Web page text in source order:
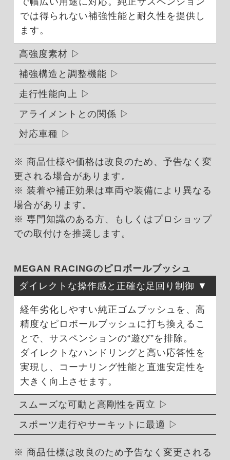
では得られない補強性能と耐久性を提供し
ます。
高強度素材
補強構造と調整機能
走行性能向上
アライメントとの関係
対応車種
※ 商品仕様や価格は改良のため、予告なく変
更される場合があります。
※ 装着や補正効果は車両や装備により異なる
場合があります。
※ 専門知識のある方、もしくはプロショップ
での取付けを推奨します。
MEGAN RACINGのピロボールブッシュ
ダイレクトな操作感と正確な足回り制御
経年劣化しやすい純正ゴムブッシュを、高
精度なピロボールブッシュに打ち換えるこ
とで、サスペンションの“遊び”を排除。
ダイレクトなハンドリングと高い応答性を
実現し、コーナリング性能と直進安定性を
大きく向上させます。
スムーズな可動と高剛性を両立
スポーツ走行やサーキットに最適
※ 商品仕様は改良のため予告なく変更される